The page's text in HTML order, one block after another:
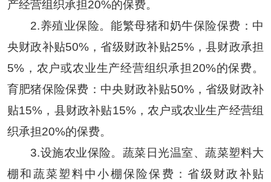
产经营组织承担20%的保费。
2.养殖业保险。能繁母猪和奶牛保险保费：中
央财政补贴50%，省级财政补贴25%，县财政承担
5%，农户或农业生产经营组织承担20%的保费。
育肥猪保险保费：中央财政补贴50%，省级财政补
贴15%，县财政补贴15%，农户或农业生产经营组
织承担20%的保费。
3.设施农业保险。蔬菜日光温室、蔬菜塑料大
棚和蔬菜塑料中小棚保险保费：省级财政补贴